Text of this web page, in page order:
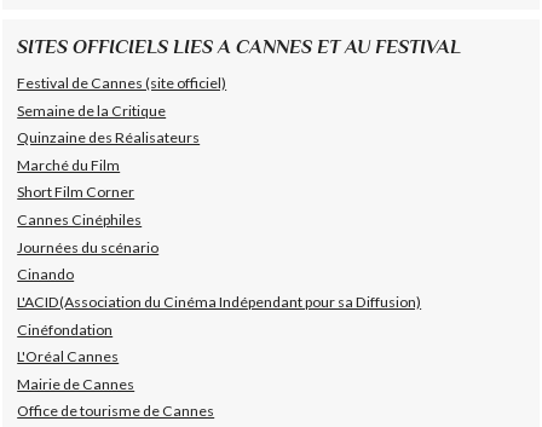
SITES OFFICIELS LIES A CANNES ET AU FESTIVAL
Festival de Cannes (site officiel)
Semaine de la Critique
Quinzaine des Réalisateurs
Marché du Film
Short Film Corner
Cannes Cinéphiles
Journées du scénario
Cinando
L'ACID(Association du Cinéma Indépendant pour sa Diffusion)
Cinéfondation
L'Oréal Cannes
Mairie de Cannes
Office de tourisme de Cannes